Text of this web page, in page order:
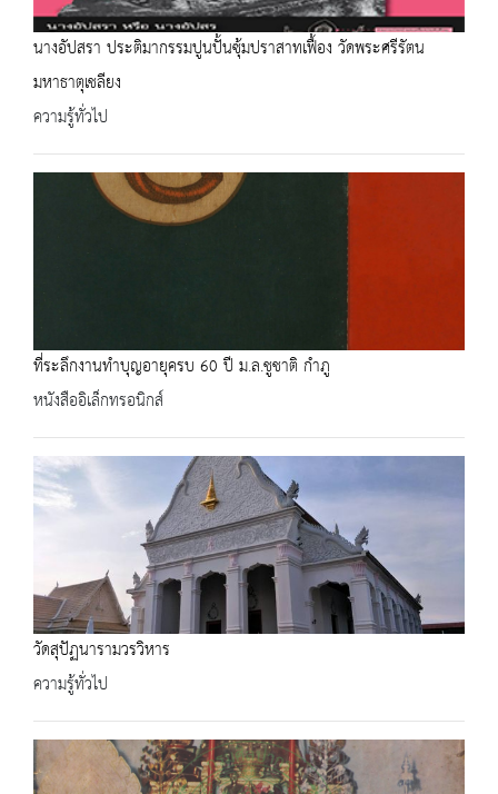
นางอัปสรา ประติมากรรมปูนปั้นซุ้มปราสาทเฟื้อง วัดพระศรีรัตน
มหาธาตุเชลียง
ความรู้ทั่วไป
ที่ระลึกงานทำบุญอายุครบ 60 ปี ม.ล.ชูชาติ กำภู
หนังสืออิเล็กทรอนิกส์
วัดสุปัฏนารามวรวิหาร
ความรู้ทั่วไป